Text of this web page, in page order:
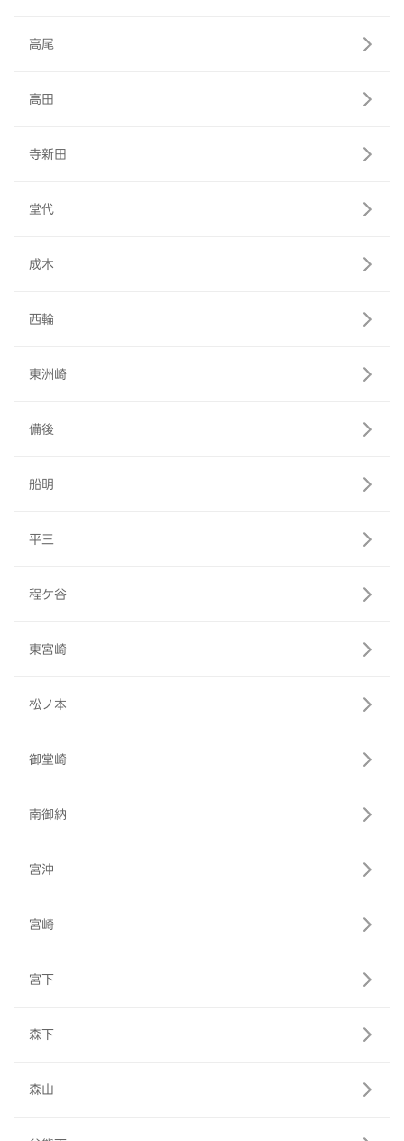
高尾
高田
寺新田
堂代
成木
西輪
東洲崎
備後
船明
平三
程ケ谷
東宮崎
松ノ本
御堂崎
南御納
宮沖
宮崎
宮下
森下
森山